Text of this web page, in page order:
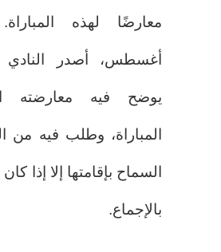
أغسطس، أصدر النادي
يوضح فيه معارضته
المباراة، وطلب فيه
السماح بإقامتها إلا إذا
بالإجماع.